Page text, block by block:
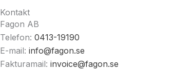
Kontakt
Fagon AB
Telefon: 0413-19190
E-mail: info@fagon.se
Fakturamail: invoice@fagon.se